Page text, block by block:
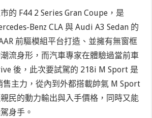
的 F44 2 Series Gran Coupe，是
Benz CLA 與 Audi A3 Sedan 的
前驅模組平台打造、並擁有無窗框
流身形，而汽車專家在體驗過當前車
後，此次要試駕的 218i M Sport 是
售主力，從內到外都搭載帥氣 M Sport
民的動力輸出與入手價格，同時又能
身手。